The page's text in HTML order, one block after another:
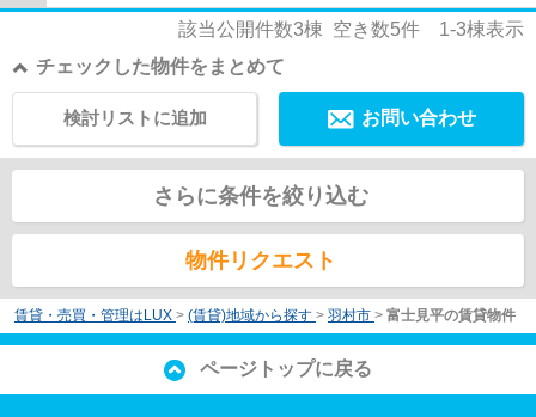
該当公開件数3棟 空き数5件 1-3棟表示
チェックした物件をまとめて
お問い合わせ
検討リストに追加
さらに条件を絞り込む
物件リクエスト
賃貸・売買・管理はLUX > (賃貸)地域から探す > 羽村市 > 富士見平の賃貸物件
ページトップに戻る